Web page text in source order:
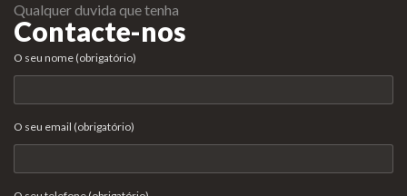
Qualquer duvida que tenha
Contacte-nos
O seu nome (obrigatório)
O seu email (obrigatório)